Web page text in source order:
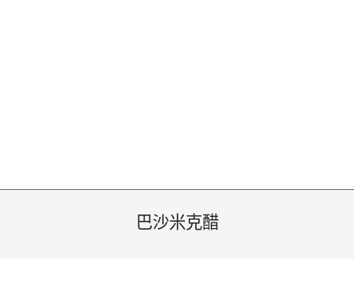
巴沙米克醋